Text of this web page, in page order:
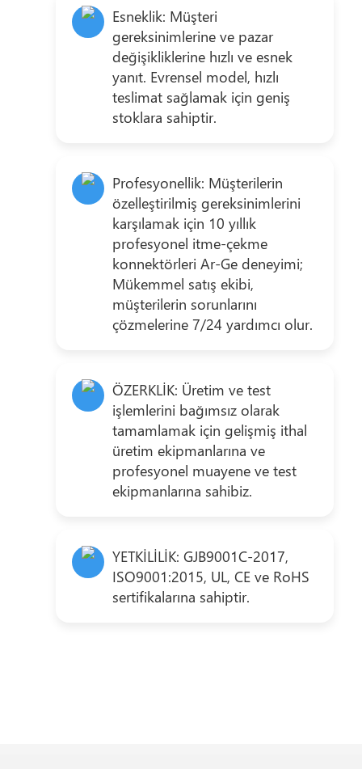
Esneklik: Müşteri
gereksinimlerine ve pazar
değişikliklerine hızlı ve esnek
yanıt. Evrensel model, hızlı
teslimat sağlamak için geniş
stoklara sahiptir.
Profesyonellik: Müşterilerin
özelleştirilmiş gereksinimlerini
karşılamak için 10 yıllık
profesyonel itme-çekme
konnektörleri Ar-Ge deneyimi;
Mükemmel satış ekibi,
müşterilerin sorunlarını
çözmelerine 7/24 yardımcı olur.
ÖZERKLİK: Üretim ve test
işlemlerini bağımsız olarak
tamamlamak için gelişmiş ithal
üretim ekipmanlarına ve
profesyonel muayene ve test
ekipmanlarına sahibiz.
YETKİLİLİK: GJB9001C-2017,
ISO9001:2015, UL, CE ve RoHS
sertifikalarına sahiptir.